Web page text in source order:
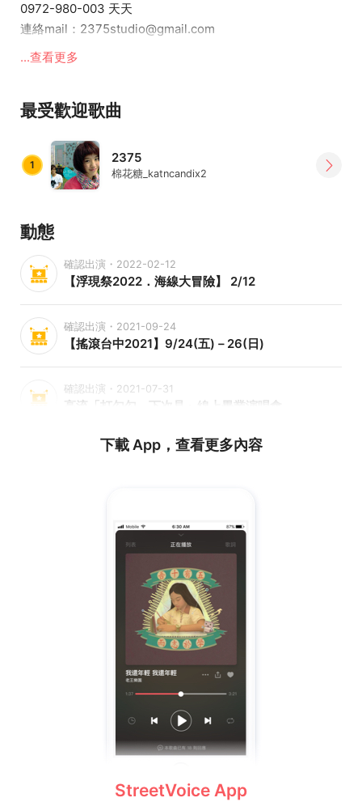
0972-980-003 天天
連絡mail：2375studio@gmail.com
| 關於棉花糖_katncandix2 |
．棉花糖 | 幸運兒 | 首場TICC演唱會.
．新加坡 小瘋狂音樂祭 演出.
．大港開唱 海龍王舞台 演出.
．1/1凌晨2:00『登不上太空船』演唱會.(SOLD OUT!!!)
@Legacy.(為Legacy開幕以來，最短售票時間的演出((僅有
六天))，參與人數1000人!!!)
((2011年))
．第2張專輯_再見王子，入圍第22屆金曲獎最佳演唱組合.
．再見王子專輯，獲選「2010 INDIEVOX 台灣最佳獨立專
輯」.
．獲得新加坡Freshmusic Awards 2011 最佳組合獎.
(連續第三年獲得Freshmusic Awards).
．舉行『，』秋天音樂分享會 全台巡廻活動.(巡迴6場，全數
．與新加坡Freshmusic合辦「10年100大音樂分享會」
．舉行「在B612，我們愉快談天並歌唱」Part2校園座談活
．受邀至台北夢想音樂節演出.
．受邀至北京草莓音樂節演出.
．受邀至西安遺址公園音樂節演出.
．受邀至新加坡「暢玩星空下音樂節」演出.
．首張專輯_小飛行，入圍第21屆金曲獎最佳演唱組合.
...查看更多
最受歡迎歌曲
1 2375
棉花糖_katncandix2
動態
確認出演・2022-02-12
【浮現祭2022．海線大冒險】​ 2/12
確認出演・2021-09-24
【搖滾台中2021】9/24(五)－26(日)
確認出演・2021-07-31
高流「打勾勾．下次見」線上畢業演唱會
下載 App，查看更多內容
StreetVoice App